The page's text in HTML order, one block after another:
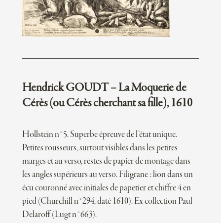
Hendrick GOUDT – La Moquerie de
Cérès (ou Cérès cherchant sa fille), 1610
Hollstein n°5. Superbe épreuve de l’état unique.
Petites rousseurs, surtout visibles dans les petites
marges et au verso, restes de papier de montage dans
les angles supérieurs au verso. Filigrane : lion dans un
écu couronné avec initiales de papetier et chiffre 4 en
pied (Churchill n°294, daté 1610). Ex collection Paul
Delaroff (Lugt n°663).